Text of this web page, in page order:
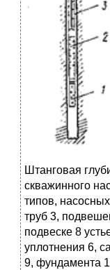
Штанговая
скважинного
типов,
труб 3,
подвеске 8
уплотнения 6,
9, фундамента